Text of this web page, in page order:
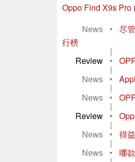
Oppo Find X9s Pro
News
•
尽
行榜
|
Review
•
|
News
•
|
News
•
|
Review
•
|
News
• 得
|
News
• 哪